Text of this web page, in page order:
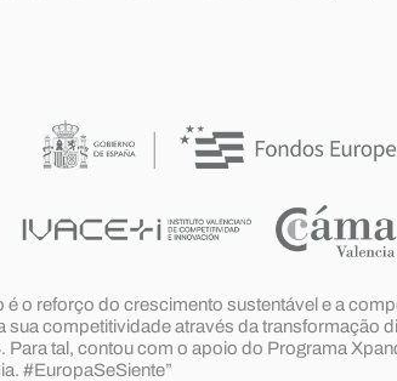
o reforço do crescimento sustentável e a
sua competitividade através da transformação
tal, contou com o apoio do Programa
#EuropaSeSiente”